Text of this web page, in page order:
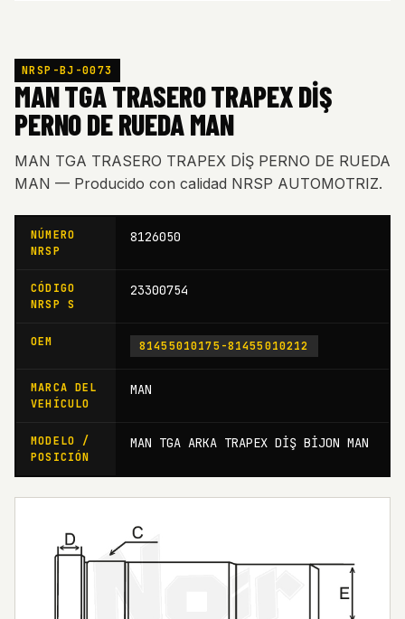
NRSP-BJ-0073
MAN TGA TRASERO TRAPEX DİŞ
PERNO DE RUEDA MAN
MAN TGA TRASERO TRAPEX DİŞ PERNO DE RUEDA
MAN — Producido con calidad NRSP AUTOMOTRIZ.
NÚMERO
NRSP
8126050
CÓDIGO
NRSP S
23300754
OEM 81455010175-81455010212
MARCA DEL
VEHÍCULO
MAN
MODELO /
POSICIÓN
MAN TGA ARKA TRAPEX DİŞ BİJON MAN